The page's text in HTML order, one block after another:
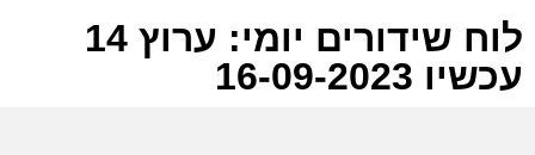
לוח שידורים יומי: ערוץ 14
עכשיו 16-09-2023